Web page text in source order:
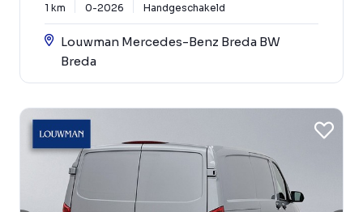
1 km 0-2026 Handgeschakeld
Louwman Mercedes-Benz Breda BW
Breda